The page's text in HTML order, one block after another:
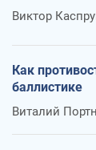
Виктор
Как
баллистике
Виталий